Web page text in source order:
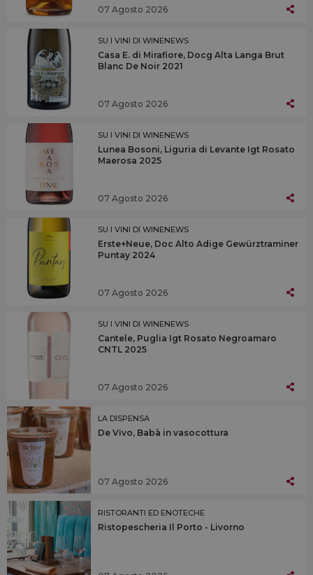
07 Agosto 2026
SU I VINI DI WINENEWS
Casa E. di Mirafiore, Docg Alta Langa Brut
Blanc De Noir 2021
07 Agosto 2026
SU I VINI DI WINENEWS
Lunea Bosoni, Liguria di Levante Igt Rosato
Maerosa 2025
07 Agosto 2026
SU I VINI DI WINENEWS
Erste+Neue, Doc Alto Adige Gewürztraminer
Puntay 2024
07 Agosto 2026
SU I VINI DI WINENEWS
Cantele, Puglia Igt Rosato Negroamaro
CNTL 2025
07 Agosto 2026
LA DISPENSA
De Vivo, Babà in vasocottura
07 Agosto 2026
RISTORANTI ED ENOTECHE
Ristopescheria Il Porto - Livorno